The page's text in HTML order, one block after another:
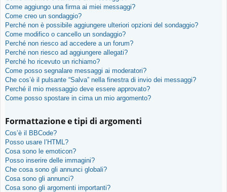
Come aggiungo una firma ai miei messaggi?
Come creo un sondaggio?
Perché non è possibile aggiungere ulteriori opzioni del sondaggio?
Come modifico o cancello un sondaggio?
Perché non riesco ad accedere a un forum?
Perché non riesco ad aggiungere allegati?
Perché ho ricevuto un richiamo?
Come posso segnalare messaggi ai moderatori?
Che cos’è il pulsante “Salva” nella finestra di invio dei messaggi?
Perché il mio messaggio deve essere approvato?
Come posso spostare in cima un mio argomento?
Formattazione e tipi di argomenti
Cos’è il BBCode?
Posso usare l’HTML?
Cosa sono le emoticon?
Posso inserire delle immagini?
Che cosa sono gli annunci globali?
Cosa sono gli annunci?
Cosa sono gli argomenti importanti?